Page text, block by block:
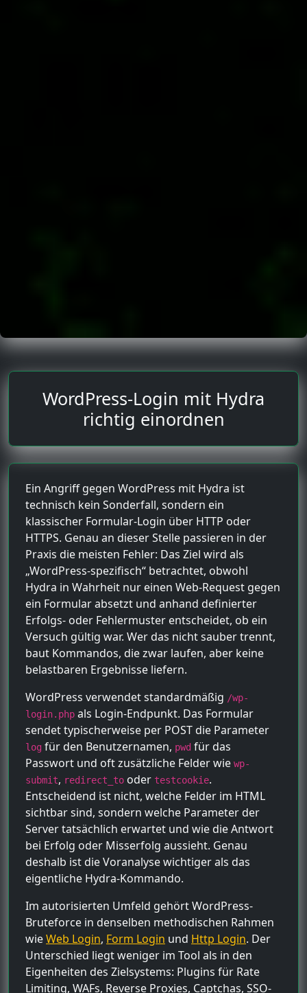
WordPress-Login mit Hydra
richtig einordnen
Ein Angriff gegen WordPress mit Hydra ist
technisch kein Sonderfall, sondern ein
klassischer Formular-Login über HTTP oder
HTTPS. Genau an dieser Stelle passieren in der
Praxis die meisten Fehler: Das Ziel wird als
„WordPress-spezifisch“ betrachtet, obwohl
Hydra in Wahrheit nur einen Web-Request gegen
ein Formular absetzt und anhand definierter
Erfolgs- oder Fehlermuster entscheidet, ob ein
Versuch gültig war. Wer das nicht sauber trennt,
baut Kommandos, die zwar laufen, aber keine
belastbaren Ergebnisse liefern.
WordPress verwendet standardmäßig /wp-
login.php als Login-Endpunkt. Das Formular
sendet typischerweise per POST die Parameter
log für den Benutzernamen, pwd für das
Passwort und oft zusätzliche Felder wie wp-
submit, redirect_to oder testcookie.
Entscheidend ist nicht, welche Felder im HTML
sichtbar sind, sondern welche Parameter der
Server tatsächlich erwartet und wie die Antwort
bei Erfolg oder Misserfolg aussieht. Genau
deshalb ist die Voranalyse wichtiger als das
eigentliche Hydra-Kommando.
Im autorisierten Umfeld gehört WordPress-
Bruteforce in denselben methodischen Rahmen
wieWeb Login, Form Login und Http Login. Der
Unterschied liegt weniger im Tool als in den
Eigenheiten des Zielsystems: Plugins für Rate
Limiting, WAFs, Reverse Proxies, Captchas, SSO-